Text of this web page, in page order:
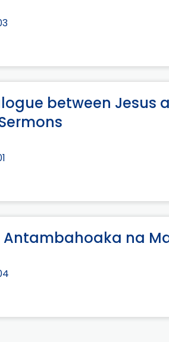
between Jesus
Antambahoaka na